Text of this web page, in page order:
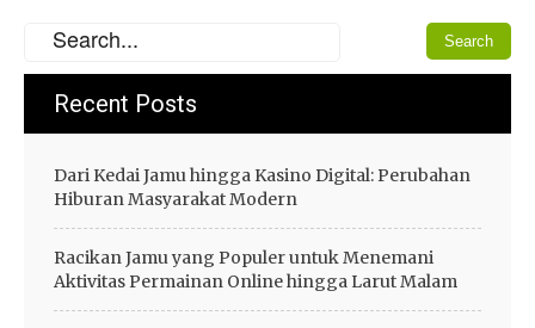
Recent Posts
Dari Kedai Jamu hingga Kasino Digital: Perubahan
Hiburan Masyarakat Modern
Racikan Jamu yang Populer untuk Menemani
Aktivitas Permainan Online hingga Larut Malam